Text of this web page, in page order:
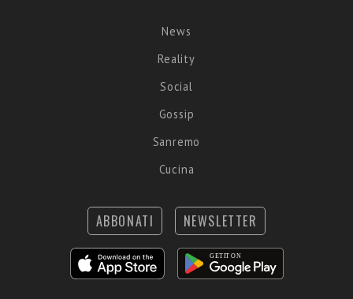
News
Reality
Social
Gossip
Sanremo
Cucina
ABBONATI NEWSLETTER